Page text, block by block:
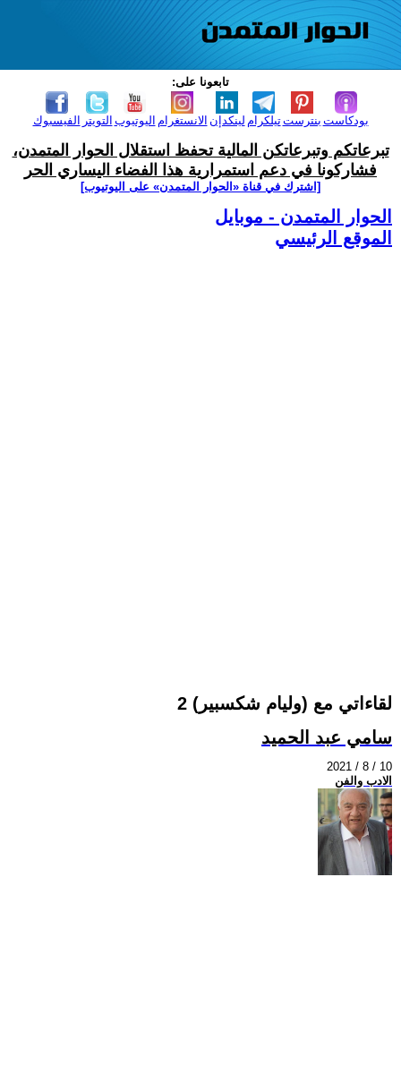
تابعونا على:
الفيسبوك التويتر اليوتيوب الانستغرام لينكدإن تيلكرامبنترست بودكاست
تبرعاتكم وتبرعاتكن المالية تحفظ استقلال الحوار المتمدن،
فشاركونا في دعم استمرارية هذا الفضاء اليساري الحر
[اشترك في قناة ‫«الحوار المتمدن» على اليوتيوب]
الحوار المتمدن - موبايل
الموقع الرئيسي
لقاءاتي مع (وليام شكسبير) 2
سامي عبد الحميد
2021 / 8 / 10
الادب والفن